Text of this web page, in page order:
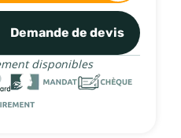
Demande de devis
disponibles